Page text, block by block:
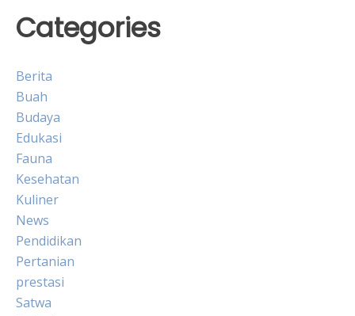
Categories
Berita
Buah
Budaya
Edukasi
Fauna
Kesehatan
Kuliner
News
Pendidikan
Pertanian
prestasi
Satwa